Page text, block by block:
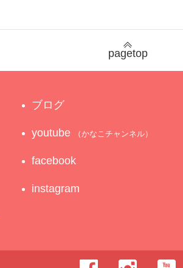
pagetop
ブログ
youtube （かなこチャンネル）
facebook
instagram